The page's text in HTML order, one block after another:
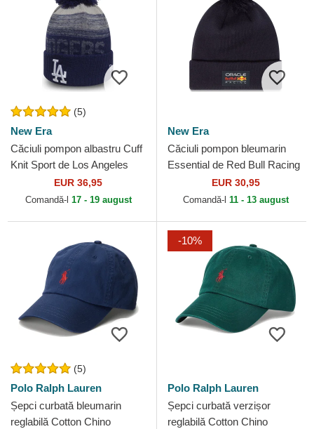
(5)
New Era
Căciuli pompon albastru Cuff
Knit Sport de Los Angeles
Dodgers MLB de New Era
EUR 36,95
Comandă-l 17 - 19 august
New Era
Căciuli pompon bleumarin
Essential de Red Bull Racing
Formula 1 de New Era
EUR 30,95
Comandă-l 11 - 13 august
(5)
Polo Ralph Lauren
Șepci curbată bleumarin
reglabilă Cotton Chino
-10%
Polo Ralph Lauren
Șepci curbată verzișor
reglabilă Cotton Chino